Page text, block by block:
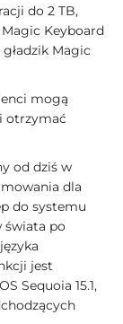
do 2 TB,
Keyboard
Magic
mogą
otrzymać
od dziś w
dla
do systemu
świata po
jest
Sequoia 15.1,